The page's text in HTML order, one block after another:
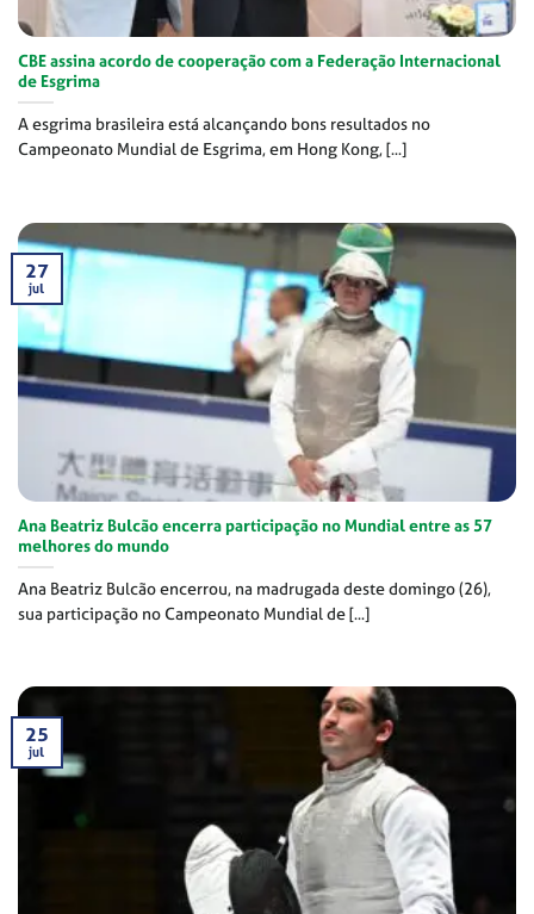
CBE assina acordo de cooperação com a Federação Internacional
de Esgrima
A esgrima brasileira está alcançando bons resultados no
Campeonato Mundial de Esgrima, em Hong Kong, [...]
Ana Beatriz Bulcão encerra participação no Mundial entre as 57
melhores do mundo
Ana Beatriz Bulcão encerrou, na madrugada deste domingo (26),
sua participação no Campeonato Mundial de [...]
27
jul
25
jul